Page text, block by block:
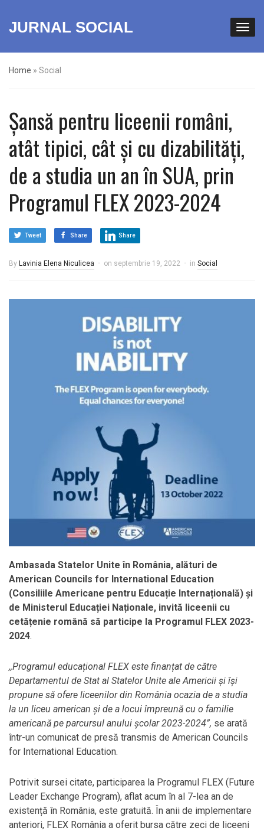
JURNAL SOCIAL
Home » Social
Șansă pentru liceenii români,
atât tipici, cât și cu dizabilități,
de a studia un an în SUA, prin
Programul FLEX 2023-2024
Tweet Share Share
By Lavinia Elena Niculicea on septembrie 19, 2022 in Social
Ambasada Statelor Unite în România, alături de
American Councils for International Education
(Consiliile Americane pentru Educație Internațională) și
de Ministerul Educației Naționale, invită liceenii cu
cetățenie română să participe la Programul FLEX 2023-
2024.
,,Programul educațional FLEX este finanțat de către
Departamentul de Stat al Statelor Unite ale Americii și își
propune să ofere liceenilor din România ocazia de a studia
la un liceu american și de a locui împreună cu o familie
americană pe parcursul anului școlar 2023-2024”, se arată
într-un comunicat de presă transmis de American Councils
for International Education.
Potrivit sursei citate, participarea la Programul FLEX (Future
Leader Exchange Program), aflat acum în al 7-lea an de
existență în România, este gratuită. În anii de implementare
anteriori, FLEX România a oferit bursa către zeci de liceeni